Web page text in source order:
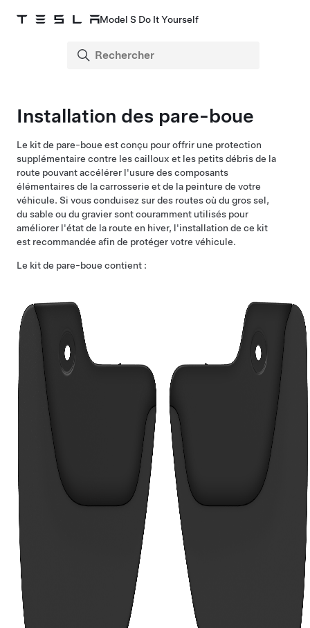
Model S Do It Yourself
Installation des pare-boue
Le kit de pare-boue est conçu pour offrir une protection
supplémentaire contre les cailloux et les petits débris de la
route pouvant accélérer l'usure des composants
élémentaires de la carrosserie et de la peinture de votre
véhicule. Si vous conduisez sur des routes où du gros sel,
du sable ou du gravier sont couramment utilisés pour
améliorer l'état de la route en hiver, l'installation de ce kit
est recommandée afin de protéger votre véhicule.
Le kit de pare-boue contient :